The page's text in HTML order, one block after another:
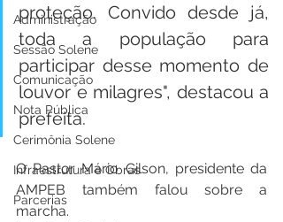
Administração
Sessão Solene
Comunicação
Nota Pública
Cerimônia Solene
Infraestrutura e Obras
Parcerias
proteção. Convido desde já,
toda a população para
participar desse momento de
louvor e milagres", destacou a
prefeita.
O Pastor Mário Gilson, presidente da
AMPEB também falou sobre a
marcha.